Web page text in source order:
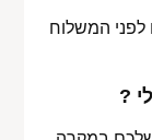
לפני המשלוח
?